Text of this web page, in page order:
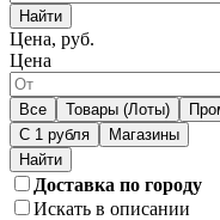
Найти
Цена, руб.
Цена
Все Товары (Лоты)
С 1 рубля
Магазины
Доставка по городу
Искать в описании